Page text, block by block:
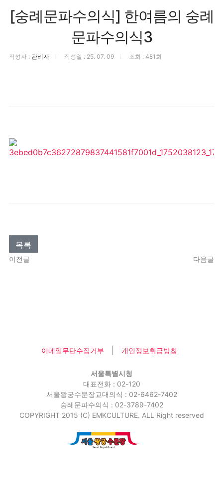
[숭례문파수의식] 한여름의 숭례
문파수의식3
작성자 : 관리자 작성일 : 25. 07. 09 조회 : 481회
목록
이전글 다음글
이메일무단수집거부 개인정보취급방침
서울특별시청
대표전화 : 02-120
서울왕궁수문장교대의식 : 02-6462-7402
숭례문파수의식 : 02-3789-7402
COPYRIGHT 2015 (C) EMKCULTURE. ALL Right reserved